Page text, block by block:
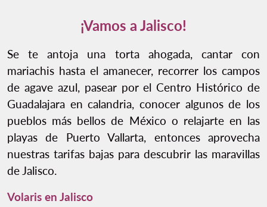
¡Vamos a Jalisco!
Se te antoja una torta ahogada, cantar con
mariachis hasta el amanecer, recorrer los campos
de agave azul, pasear por el Centro Histórico de
Guadalajara en calandria, conocer algunos de los
pueblos más bellos de México o relajarte en las
playas de Puerto Vallarta, entonces aprovecha
nuestras tarifas bajas para descubrir las maravillas
de Jalisco.
Volaris en Jalisco